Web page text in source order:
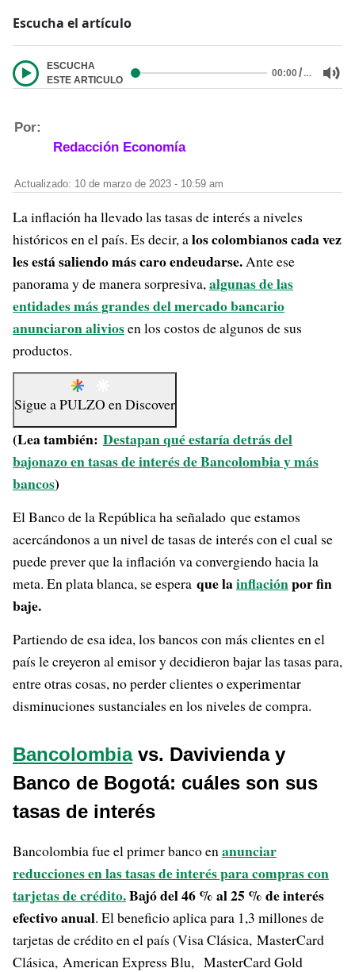
Escucha el artículo
ESCUCHA
ESTE ARTICULO
00:00/…
Por:
Redacción Economía
Actualizado: 10 de marzo de 2023 - 10:59 am
La inflación ha llevado las tasas de interés a niveles
históricos en el país. Es decir, alos colombianos cada vez
les está saliendo más caro endeudarse.Ante ese
panorama y de manera sorpresiva,algunas de las
entidades más grandes del mercado bancario
anunciaron aliviosen los costos de algunos de sus
productos.
Sigue aPULZO enDiscover
(Lea también: Destapan qué estaría detrás del
bajonazo en tasas de interés de Bancolombia y más
bancos)
El Banco de la República ha señalado que estamos
acercándonos a un nivel de tasas de interés con el cual se
puede prever que la inflación va convergiendo hacia la
meta. En plata blanca, se espera que lainflaciónpor fin
baje.
Partiendo de esa idea, los bancos con más clientes en el
país le creyeron al emisor y decidieron bajar las tasas para,
entre otras cosas, no perder clientes o experimentar
disminuciones sustanciales en los niveles de compra.
Bancolombiavs. Davivienda y
Banco de Bogotá: cuáles son sus
tasas de interés
Bancolombia fue el primer banco enanunciar
reducciones en las tasas de interés para compras con
tarjetas de crédito.Bajó del 46 % al 25 % de interés
efectivo anual. El beneficio aplica para 1,3 millones de
tarjetas de crédito en el país (Visa Clásica, MasterCard
Clásica, American Express Blu, MasterCard Gold